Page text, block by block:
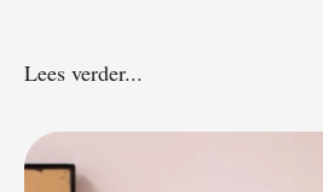
Lees verder...